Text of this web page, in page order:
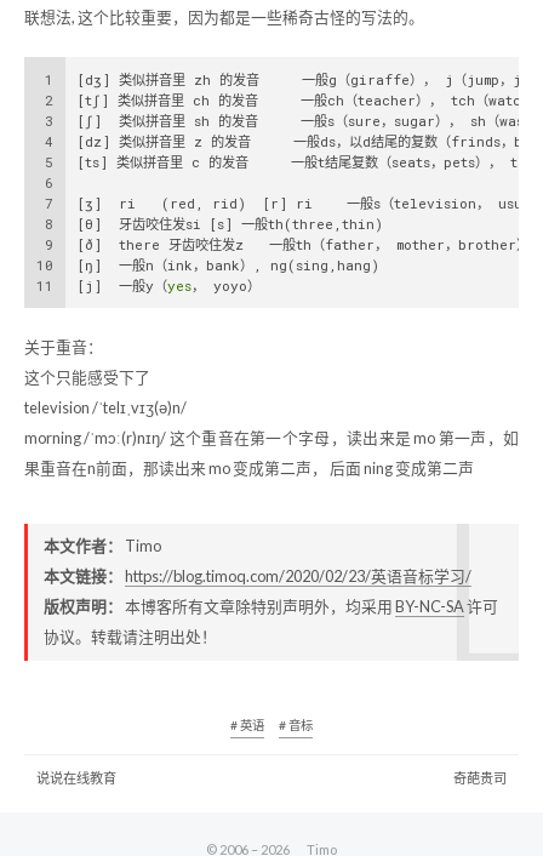
联想法, 这个比较重要，因为都是一些稀奇古怪的写法的。
1
2
3
4
5
6
7
8
9
10
11
[dʒ] 类似拼音里 zh 的发音     一般g（giraffe）， j（jump，job
[tʃ] 类似拼音里 ch 的发音     一般ch（teacher）， tch（watch）
[ʃ]  类似拼音里 sh 的发音     一般s（sure，sugar）， sh（wash
[dz] 类似拼音里 z 的发音     一般ds，以d结尾的复数（frinds，
[ts] 类似拼音里 c 的发音     一般t结尾复数（seats，pets）， tes
[ʒ]  ri   (red, rid)  [r] ri    一般s（television，
[θ]  牙齿咬住发si [s] 一般th(three,thin)
[ð]  there 牙齿咬住发z   一般th（father， mother，brother）
[ŋ]  一般n（ink，bank）, ng(sing,hang)
[j]  一般y（yes， yoyo）
关于重音：
这个只能感受下了
television /ˈtelɪˌvɪʒ(ə)n/
morning /ˈmɔː(r)nɪŋ/ 这个重音在第一个字母，读出来是 mo 第一声，如
果重音在n前面，那读出来 mo 变成第二声， 后面 ning 变成第二声
本文作者： Timo
本文链接：
https://blog.timoq.com/2020/02/23/英语音标学习/
版权声明： 本博客所有文章除特别声明外，均采用BY-NC-SA许可
协议。转载请注明出处！
# 英语 # 音标
说说在线教育 奇葩贵司
© 2006 – 2026 Timo